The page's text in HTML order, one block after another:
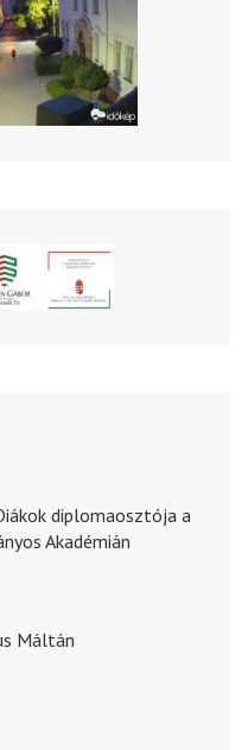
diplomaosztója a
Akadémián
Máltán